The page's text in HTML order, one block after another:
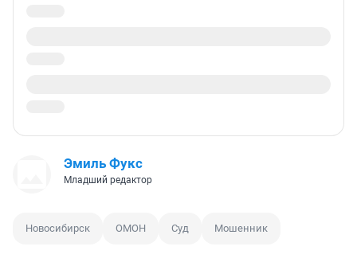
Эмиль Фукс
Младший редактор
Новосибирск ОМОН Суд Мошенник